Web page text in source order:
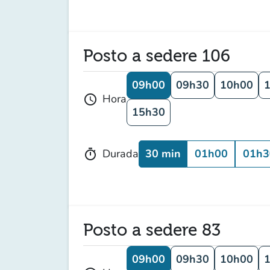
Posto a sedere 106
schedule Hora
09h00 09h30 10h00
15h30
timer Durada 30 min 01h00
Posto a sedere 83
09h00 09h30 10h00